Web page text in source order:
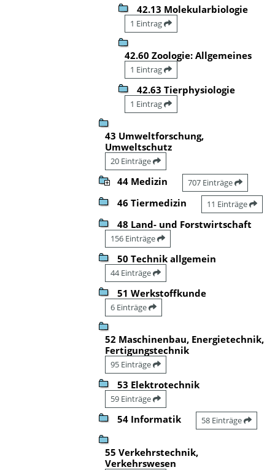
42.13 Molekularbiologie
1 Eintrag
42.60 Zoologie: Allgemeines
1 Eintrag
42.63 Tierphysiologie
1 Eintrag
43 Umweltforschung,
Umweltschutz
20 Einträge
44 Medizin 707 Einträge
46 Tiermedizin 11 Einträge
48 Land- und Forstwirtschaft
156 Einträge
50 Technik allgemein
44 Einträge
51 Werkstoffkunde
6 Einträge
52 Maschinenbau, Energietechnik,
Fertigungstechnik
95 Einträge
53 Elektrotechnik
59 Einträge
54 Informatik 58 Einträge
55 Verkehrstechnik,
Verkehrswesen